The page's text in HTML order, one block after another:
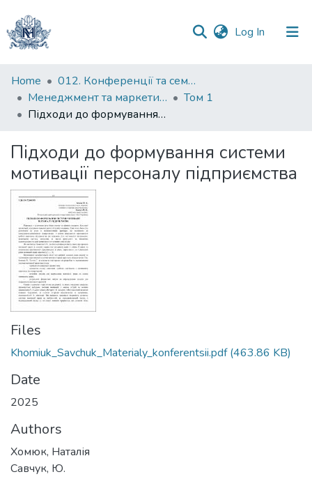
Log In (current)
Communities
&
Collections
Statistics
Home
012. Конференції та семінари НаУКМА
Менеджмент та маркетинг як фактори розвитку бізнесу : матеріали III Міжнародної науково-практичної конференції 23-24 квітня 2025 р.
Том 1
Підходи до формування системи мотивації персоналу підприємства
Підходи до формування системи
мотивації персоналу підприємства
Files
Khomiuk_Savchuk_Materialy_konferentsii.pdf(463.86 KB)
Date
2025
Authors
Хомюк, Наталія
Савчук, Ю.